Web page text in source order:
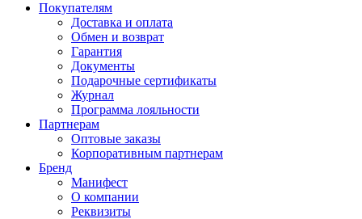
Покупателям
Доставка и оплата
Обмен и возврат
Гарантия
Документы
Подарочные сертификаты
Журнал
Программа лояльности
Партнерам
Оптовые заказы
Корпоративным партнерам
Бренд
Манифест
О компании
Реквизиты